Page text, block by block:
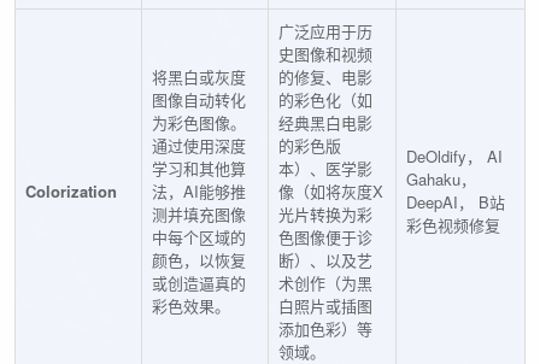
Colorization
将黑白或灰度
图像自动转化
为彩色图像。
通过使用深度
学习和其他算
法，AI能够推
测并填充图像
中每个区域的
颜色，以恢复
或创造逼真的
彩色效果。
广泛应用于历
史图像和视频
的修复、电影
的彩色化（如
经典黑白电影
的彩色版
本）、医学影
像（如将灰度X
光片转换为彩
色图像便于诊
断）、以及艺
术创作（为黑
白照片或插图
添加色彩）等
领域。
DeOldify， AI
Gahaku，
DeepAI， B站
彩色视频修复